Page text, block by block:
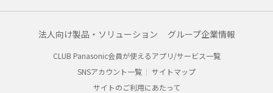
法人向け製品・ソリューション グループ企業情報
CLUB Panasonic会員が使えるアプリ/サービス一覧
SNSアカウント一覧
サイトマップ
サイトのご利用にあたって